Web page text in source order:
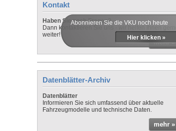
Kontakt
Haben Sie noch Fragen?
Dann kontaktieren Sie uns - wir helfen Ihnen gerne
weiter!
mehr »
Abonnieren Sie die VKU noch heute
Hier klicken »
Datenblätter-Archiv
Datenblätter
Informieren Sie sich umfassend über aktuelle
Fahrzeugmodelle und technische Daten.
mehr »